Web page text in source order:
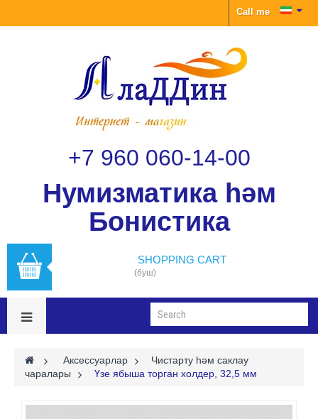
Call me
+7 960 060-14-00
Нумизматика һәм
Бонистика
SHOPPING CART
(буш)
> Аксессуарлар >
Чистарту һәм саклау
чаралары
> Үзе ябыша торган холдер, 32,5 мм